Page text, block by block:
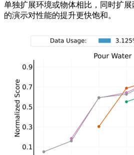
单独扩展环境或物体相比，同时扩
的演示对性能的提升更快饱和。